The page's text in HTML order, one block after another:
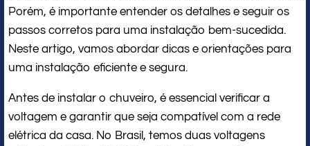
Porém, é importante entender os detalhes e seguir os
passos corretos para uma instalação bem-sucedida.
Neste artigo, vamos abordar dicas e orientações para
uma instalação eficiente e segura.
Antes de instalar o chuveiro, é essencial verificar a
voltagem e garantir que seja compatível com a rede
elétrica da casa. No Brasil, temos duas voltagens